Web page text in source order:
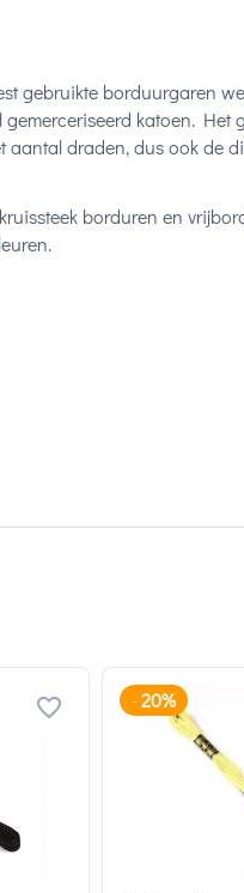
gebruikte borduurgaren
katoen. Het
draden, dus ook de
borduren en
- 20%